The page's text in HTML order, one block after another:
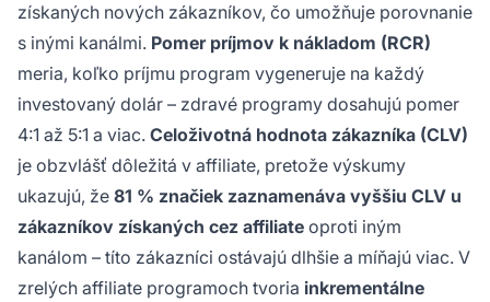
získaných nových zákazníkov, čo umožňuje porovnanie
s inými kanálmi. Pomer príjmov k nákladom (RCR)
meria, koľko príjmu program vygeneruje na každý
investovaný dolár – zdravé programy dosahujú pomer
4:1 až 5:1 a viac. Celoživotná hodnota zákazníka (CLV)
je obzvlášť dôležitá v affiliate, pretože výskumy
ukazujú, že 81 % značiek zaznamenáva vyššiu CLV u
zákazníkov získaných cez affiliate oproti iným
kanálom – títo zákazníci ostávajú dlhšie a míňajú viac. V
zrelých affiliate programoch tvoria inkrementálne